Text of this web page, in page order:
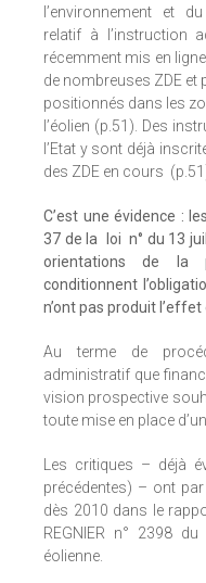
l’environnement et
relatif à l’instruction
récemment mis en
de nombreuses ZDE
positionnés dans les
l’éolien (p.51). Des
l’Etat y sont déjà
des ZDE en cours
C’est une évidence :
37 de la loi n° du 13
orientations de la
conditionnent
n’ont pas produit l’effet
Au terme de
administratif que
vision prospective
toute mise en place
Les critiques – déjà
précédentes) – ont
dès 2010 dans le
REGNIER n° 2398
éolienne.